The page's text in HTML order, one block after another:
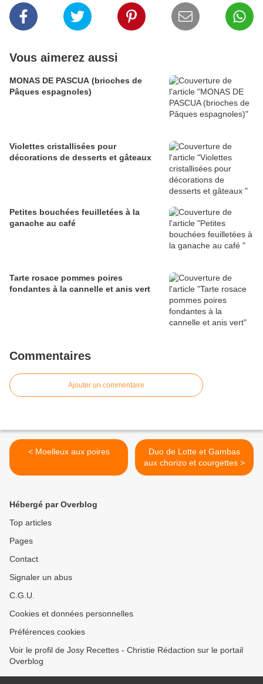
Vous aimerez aussi
MONAS DE PASCUA (brioches de
Pâques espagnoles)
Violettes cristallisées pour
décorations de desserts et gâteaux
Petites bouchées feuilletées à la
ganache au café
Tarte rosace pommes poires
fondantes à la cannelle et anis vert
Commentaires
Ajouter un commentaire
< Moelleux aux poires
Duo de Lotte et Gambas
aux chorizo et courgettes >
Hébergé par Overblog
Top articles
Pages
Contact
Signaler un abus
C.G.U.
Cookies et données personnelles
Préférences cookies
Voir le profil de Josy Recettes - Christie Rédaction sur le portail
Overblog